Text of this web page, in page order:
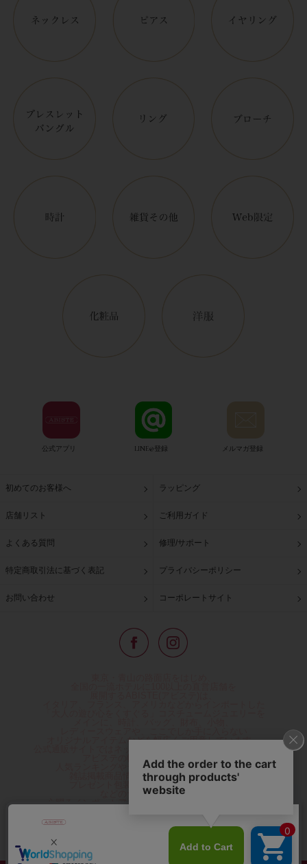
公式アプリ LINE@登録 メルマガ登録
初めてのお客様へ ラッピング
店舗リスト ご利用ガイド
よくある質問 修理/サポート
特定商取引法に基づく表記 プライバシーポリシー
お問い合わせ コーポレートサイト
オリジナルアイテムなどを幅広くご用意しています。
アビステの幅広い商品を取り揃え、
人気ランキングやテレビなどメディア着用商品、
雑誌掲載商品情報を紹介するコンテンツ、
プレゼント包装無料や独自のポイント還元
などのサービスをご提供。
心躍るインポートアクセサリーや時計、小物などで、
夢やときめきを与えられるよう願っています。
◆ギフトラッピング無料/11,000円以上のご注文で送料無料◆